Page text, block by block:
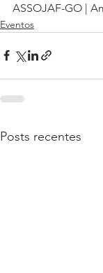
ASSOJAF-GO |
Eventos
Posts recentes